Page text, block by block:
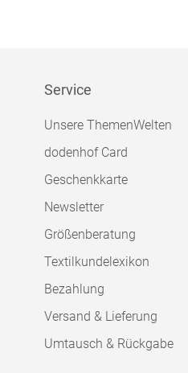
Service
Unsere ThemenWelten
dodenhof Card
Geschenkkarte
Newsletter
Größenberatung
Textilkundelexikon
Bezahlung
Versand & Lieferung
Umtausch & Rückgabe